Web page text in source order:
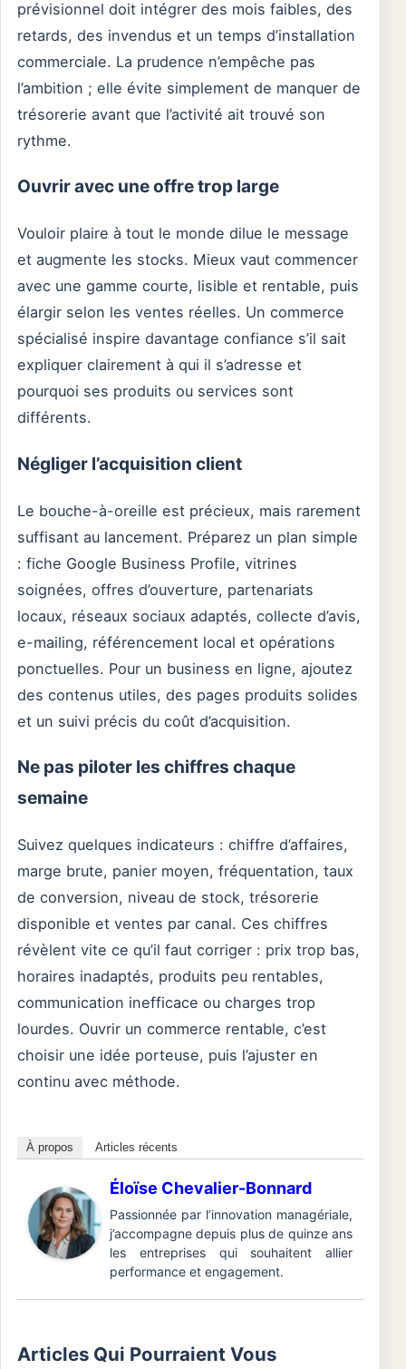
prévisionnel doit intégrer des mois faibles, des
retards, des invendus et un temps d’installation
commerciale. La prudence n’empêche pas
l’ambition ; elle évite simplement de manquer de
trésorerie avant que l’activité ait trouvé son
rythme.
Ouvrir avec une offre trop large
Vouloir plaire à tout le monde dilue le message
et augmente les stocks. Mieux vaut commencer
avec une gamme courte, lisible et rentable, puis
élargir selon les ventes réelles. Un commerce
spécialisé inspire davantage confiance s’il sait
expliquer clairement à qui il s’adresse et
pourquoi ses produits ou services sont
différents.
Négliger l’acquisition client
Le bouche-à-oreille est précieux, mais rarement
suffisant au lancement. Préparez un plan simple
: fiche Google Business Profile, vitrines
soignées, offres d’ouverture, partenariats
locaux, réseaux sociaux adaptés, collecte d’avis,
e-mailing, référencement local et opérations
ponctuelles. Pour un business en ligne, ajoutez
des contenus utiles, des pages produits solides
et un suivi précis du coût d’acquisition.
Ne pas piloter les chiffres chaque
semaine
Suivez quelques indicateurs : chiffre d’affaires,
marge brute, panier moyen, fréquentation, taux
de conversion, niveau de stock, trésorerie
disponible et ventes par canal. Ces chiffres
révèlent vite ce qu’il faut corriger : prix trop bas,
horaires inadaptés, produits peu rentables,
communication inefficace ou charges trop
lourdes. Ouvrir un commerce rentable, c’est
choisir une idée porteuse, puis l’ajuster en
continu avec méthode.
À propos Articles récents
Éloïse Chevalier-Bonnard
Passionnée par l’innovation managériale,
j’accompagne depuis plus de quinze ans
les entreprises qui souhaitent allier
performance et engagement.
Articles Qui Pourraient Vous